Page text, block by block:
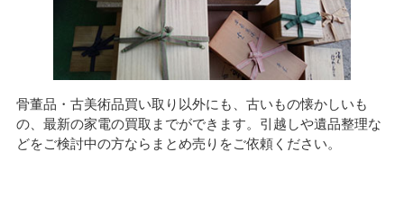
骨董品・古美術品買い取り以外にも、古いもの懐かしいも
の、最新の家電の買取までができます。引越しや遺品整理な
どをご検討中の方ならまとめ売りをご依頼ください。